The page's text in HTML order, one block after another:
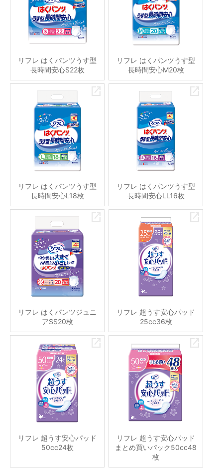
リフレ はくパンツうす型
長時間安心S22枚
リフレ はくパンツうす型
長時間安心M20枚
リフレ はくパンツうす型
長時間安心L18枚
リフレ はくパンツうす型
長時間安心LL16枚
リフレ はくパンツジュニ
アSS20枚
リフレ 超うす安心パッド
25cc36枚
リフレ 超うす安心パッド
50cc24枚
リフレ 超うす安心パッド
まとめ買いパック50cc48
枚